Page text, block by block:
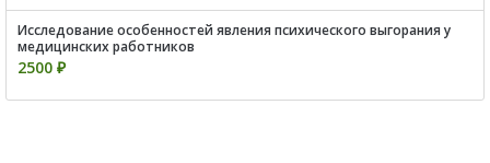
Исследование особенностей явления психического выгорания у
медицинских работников
2500 ₽